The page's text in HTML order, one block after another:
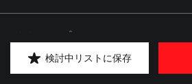
検討中リストに保存
サイトマップ
Copyright © kipply&co. All